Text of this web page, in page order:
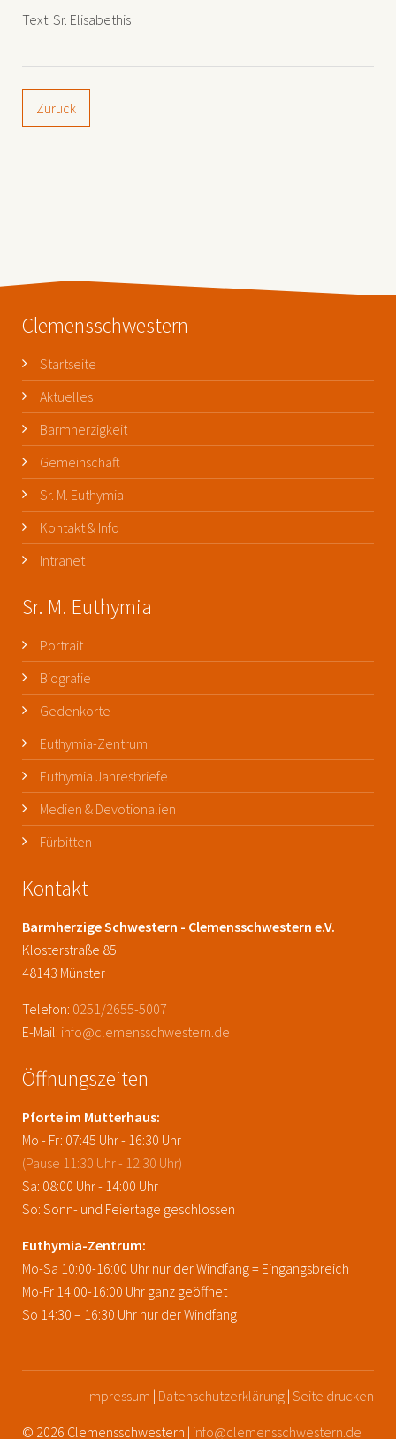
Text: Sr. Elisabethis
Zurück
Clemensschwestern
Startseite
Aktuelles
Barmherzigkeit
Gemeinschaft
Sr. M. Euthymia
Kontakt & Info
Intranet
Sr. M. Euthymia
Portrait
Biografie
Gedenkorte
Euthymia-Zentrum
Euthymia Jahresbriefe
Medien & Devotionalien
Fürbitten
Kontakt
Barmherzige Schwestern - Clemensschwestern e.V.
Klosterstraße 85
48143 Münster
Telefon: 0251/2655-5007
E-Mail: info@clemensschwestern.de
Öffnungszeiten
Pforte im Mutterhaus:
Mo - Fr: 07:45 Uhr - 16:30 Uhr
(Pause 11:30 Uhr - 12:30 Uhr)
Sa: 08:00 Uhr - 14:00 Uhr
So: Sonn- und Feiertage geschlossen
Euthymia-Zentrum:
Mo-Sa 10:00-16:00 Uhr nur der Windfang = Eingangsbreich
Mo-Fr 14:00-16:00 Uhr ganz geöffnet
So 14:30 – 16:30 Uhr nur der Windfang
Impressum | Datenschutzerklärung | Seite drucken
© 2026 Clemensschwestern | info@clemensschwestern.de